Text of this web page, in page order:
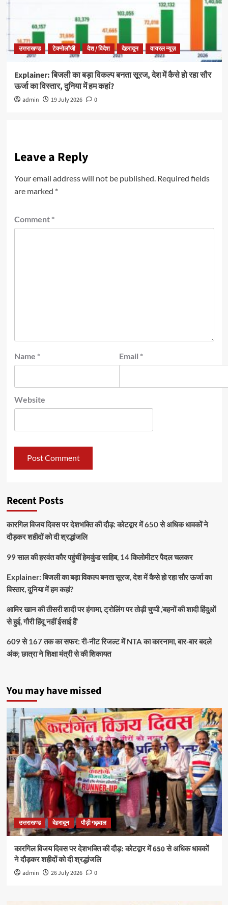
उत्तराखण्ड टेक्नोलॉजी देश / विदेश देहरादून वायरल न्यूज़
Explainer: बिजली का बड़ा विकल्प बनता सूरज, देश में कैसे हो रहा सौर
ऊर्जा का विस्तार, दुनिया में हम कहां?
admin 19 July 2026 0
Leave a Reply
Your email address will not be published. Required fields
are marked *
Comment *
Name * Email *
Website
Recent Posts
कारगिल विजय दिवस पर देशभक्ति की दौड़: कोटद्वार में 650 से अधिक धावकों ने
दौड़कर शहीदों को दी श्रद्धांजलि
99 साल की हरवंत कौर पहुंचीं हेमकुंड साहिब, 14 किलोमीटर पैदल चलकर
Explainer: बिजली का बड़ा विकल्प बनता सूरज, देश में कैसे हो रहा सौर ऊर्जा का
विस्तार, दुनिया में हम कहां?
आमिर खान की तीसरी शादी पर हंगामा, ट्रोलिंग पर तोड़ी चुप्पी ,’बहनों की शादी हिंदुओं
से हुई, गौरी हिंदू नहीं ईसाई हैं’
609 से 167 तक का सफर: री-नीट रिजल्ट में NTA का कारनामा, बार-बार बदले
अंक; छात्रा ने शिक्षा मंत्री से की शिकायत
You may have missed
उत्तराखण्ड देहरादून पौड़ी गढ़वाल
कारगिल विजय दिवस पर देशभक्ति की दौड़: कोटद्वार में 650 से अधिक धावकों
ने दौड़कर शहीदों को दी श्रद्धांजलि
admin 26 July 2026 0